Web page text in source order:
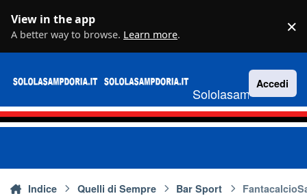
View in the app
A better way to browse. Learn more. ×
Sololasampdoria.it
Accedi
Indice Quelli di Sempre Bar Sport